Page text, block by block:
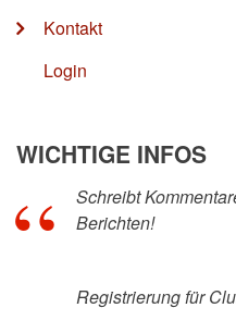
Kontakt
Login
WICHTIGE INFOS
Schreibt
Berichten!
Registrierung für